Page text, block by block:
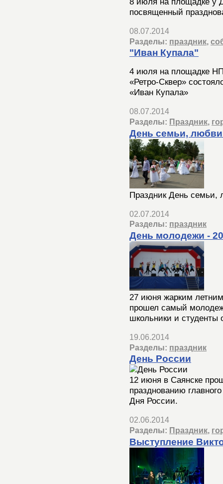
посвященный
08.07.2014
Разделы: праздник,
"Иван Купала"
4 июля на площадке
«Ретро-Сквер»
«Иван Купала»
08.07.2014
Разделы: Праздник,
День семьи, любви
Праздник День семьи,
02.07.2014
Разделы: праздник
День молодежи -
27 июня жарким
прошел самый
школьники и
19.06.2014
Разделы: праздник
День России
12 июня в Саянске
празднованию
Дня России.
02.06.2014
Разделы: Праздник,
Выступление